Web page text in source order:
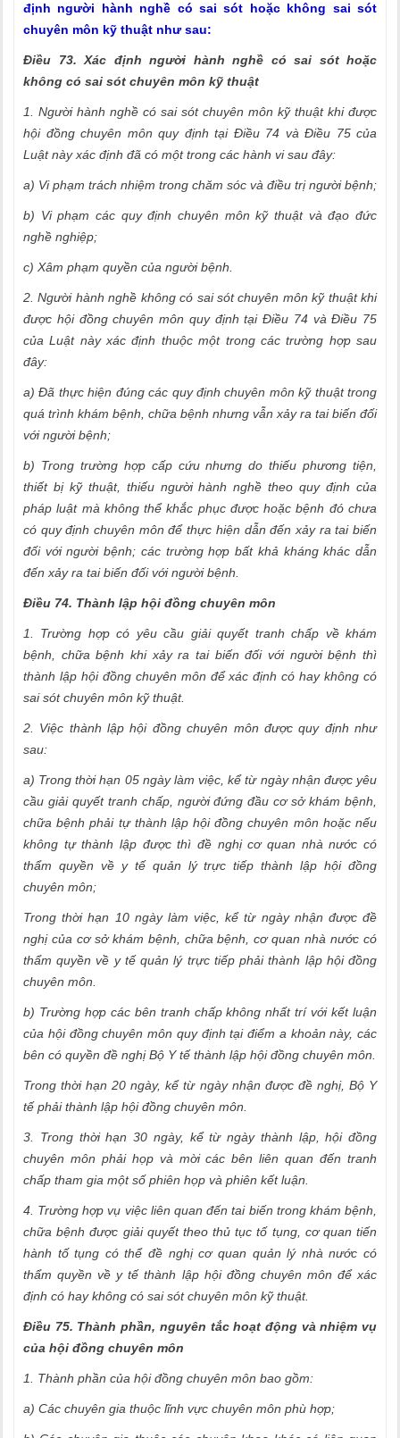
định người hành nghề có sai sót hoặc không sai sót
chuyên môn kỹ thuật như sau:
Điều 73. Xác định người hành nghề có sai sót hoặc
không có sai sót chuyên môn kỹ thuật
1. Người hành nghề có sai sót chuyên môn kỹ thuật khi được
hội đồng chuyên môn quy định tại Điều 74 và Điều 75 của
Luật này xác định đã có một trong các hành vi sau đây:
a) Vi phạm trách nhiệm trong chăm sóc và điều trị người bệnh;
b) Vi phạm các quy định chuyên môn kỹ thuật và đạo đức
nghề nghiệp;
c) Xâm phạm quyền của người bệnh.
2. Người hành nghề không có sai sót chuyên môn kỹ thuật khi
được hội đồng chuyên môn quy định tại Điều 74 và Điều 75
của Luật này xác định thuộc một trong các trường hợp sau
đây:
a) Đã thực hiện đúng các quy định chuyên môn kỹ thuật trong
quá trình khám bệnh, chữa bệnh nhưng vẫn xảy ra tai biến đối
với người bệnh;
b) Trong trường hợp cấp cứu nhưng do thiếu phương tiện,
thiết bị kỹ thuật, thiếu người hành nghề theo quy định của
pháp luật mà không thể khắc phục được hoặc bệnh đó chưa
có quy định chuyên môn để thực hiện dẫn đến xảy ra tai biến
đối với người bệnh; các trường hợp bất khả kháng khác dẫn
đến xảy ra tai biến đối với người bệnh.
Điều 74. Thành lập hội đồng chuyên môn
1. Trường hợp có yêu cầu giải quyết tranh chấp về khám
bệnh, chữa bệnh khi xảy ra tai biến đối với người bệnh thì
thành lập hội đồng chuyên môn để xác định có hay không có
sai sót chuyên môn kỹ thuật.
2. Việc thành lập hội đồng chuyên môn được quy định như
sau:
a) Trong thời hạn 05 ngày làm việc, kể từ ngày nhận được yêu
cầu giải quyết tranh chấp, người đứng đầu cơ sở khám bệnh,
chữa bệnh phải tự thành lập hội đồng chuyên môn hoặc nếu
không tự thành lập được thì đề nghị cơ quan nhà nước có
thẩm quyền về y tế quản lý trực tiếp thành lập hội đồng
chuyên môn;
Trong thời hạn 10 ngày làm việc, kể từ ngày nhận được đề
nghị của cơ sở khám bệnh, chữa bệnh, cơ quan nhà nước có
thẩm quyền về y tế quản lý trực tiếp phải thành lập hội đồng
chuyên môn.
b) Trường hợp các bên tranh chấp không nhất trí với kết luận
của hội đồng chuyên môn quy định tại điểm a khoản này, các
bên có quyền đề nghị Bộ Y tế thành lập hội đồng chuyên môn.
Trong thời hạn 20 ngày, kể từ ngày nhận được đề nghị, Bộ Y
tế phải thành lập hội đồng chuyên môn.
3. Trong thời hạn 30 ngày, kể từ ngày thành lập, hội đồng
chuyên môn phải họp và mời các bên liên quan đến tranh
chấp tham gia một số phiên họp và phiên kết luận.
4. Trường hợp vụ việc liên quan đến tai biến trong khám bệnh,
chữa bệnh được giải quyết theo thủ tục tố tụng, cơ quan tiến
hành tố tụng có thể đề nghị cơ quan quản lý nhà nước có
thẩm quyền về y tế thành lập hội đồng chuyên môn để xác
định có hay không có sai sót chuyên môn kỹ thuật.
Điều 75. Thành phần, nguyên tắc hoạt động và nhiệm vụ
của hội đồng chuyên môn
1. Thành phần của hội đồng chuyên môn bao gồm:
a) Các chuyên gia thuộc lĩnh vực chuyên môn phù hợp;